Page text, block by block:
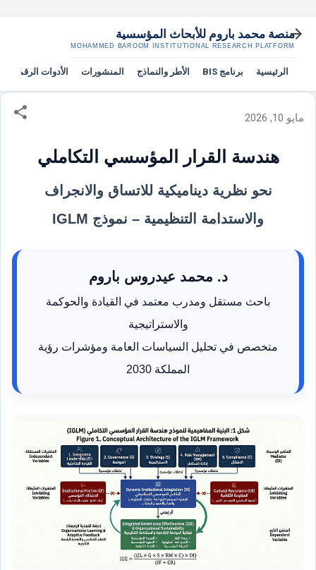
منصة محمد باروم للأبحاث المؤسسية
MOHAMMED BAROOM INSTITUTIONAL RESEARCH PLATFORM
الرئيسية برنامج BIS الأطر والنماذج المنشورات الأدوات الرقمية
مايو 10, 2026
هندسة القرار المؤسسي التكاملي
نحو نظرية ديناميكية للاتساق والانجراف
والاستدامة التنظيمية – نموذج IGLM
د. محمد عيدروس باروم
باحث مستقل ومدرب معتمد في القيادة والحوكمة
والاستراتيجية
متخصص في تحليل السياسات العامة ومؤشرات رؤية
المملكة 2030